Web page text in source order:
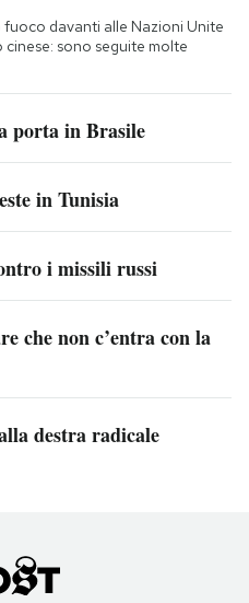
davanti alle Nazioni Unite
sono seguite molte
porta in Brasile
in Tunisia
i missili russi
che non c’entra con la
destra radicale